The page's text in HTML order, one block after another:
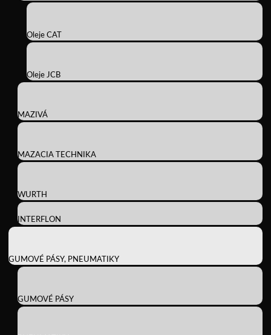
Oleje CAT
Oleje JCB
MAZIVÁ
MAZACIA TECHNIKA
WURTH
INTERFLON
GUMOVÉ PÁSY, PNEUMATIKY
GUMOVÉ PÁSY